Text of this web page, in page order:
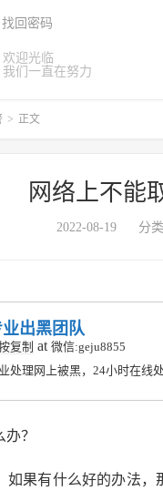
欢迎光临
我们一直在努力
找回密码
> 正文
网络上不能
2022-08-19 分类
业出黑团队
复制 at 微信:geju8855
处理网上被黑，24小时在线
？
如果有什么好的办法